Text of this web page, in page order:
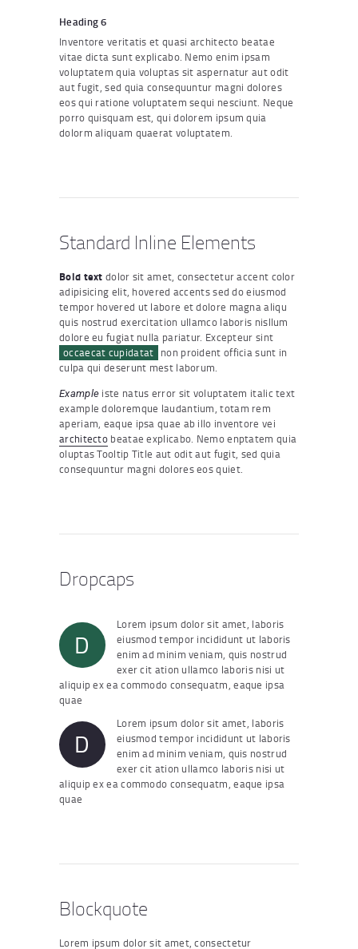
Heading 6
Inventore veritatis et quasi architecto beatae
vitae dicta sunt explicabo. Nemo enim ipsam
voluptatem quia voluptas sit aspernatur aut odit
aut fugit, sed quia consequuntur magni dolores
eos qui ratione voluptatem sequi nesciunt. Neque
porro quisquam est, qui dolorem ipsum quia
dolorm aliquam quaerat voluptatem.
Standard Inline Elements
Bold text dolor sit amet, consectetur accent color
adipisicing elit, hovered accents sed do eiusmod
tempor hovered ut labore et dolore magna aliqu
quis nostrud exercitation ullamco laboris nisllum
dolore eu fugiat nulla pariatur. Excepteur sint
occaecat cupidatat non proident officia sunt in
culpa qui deserunt mest laborum.
Example iste natus error sit voluptatem italic text
example doloremque laudantium, totam rem
aperiam, eaque ipsa quae ab illo inventore vei
architecto beatae explicabo. Nemo enptatem quia
oluptas Tooltip Title aut odit aut fugit, sed quia
consequuntur magni dolores eos quiet.
Dropcaps
D
Lorem ipsum dolor sit amet, laboris
eiusmod tempor incididunt ut laboris
enim ad minim veniam, quis nostrud
exer cit ation ullamco laboris nisi ut
aliquip ex ea commodo consequatm, eaque ipsa
quae
D
Lorem ipsum dolor sit amet, laboris
eiusmod tempor incididunt ut laboris
enim ad minim veniam, quis nostrud
exer cit ation ullamco laboris nisi ut
aliquip ex ea commodo consequatm, eaque ipsa
quae
Blockquote
Lorem ipsum dolor sit amet, consectetur